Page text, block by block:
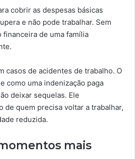
cobrir as despesas básicas
e não pode trabalhar. Sem
financeira de uma família
casos de acidentes de trabalho. O
como uma indenização paga
deixar sequelas. Ele
de quem precisa voltar a trabalhar,
reduzida.
mais